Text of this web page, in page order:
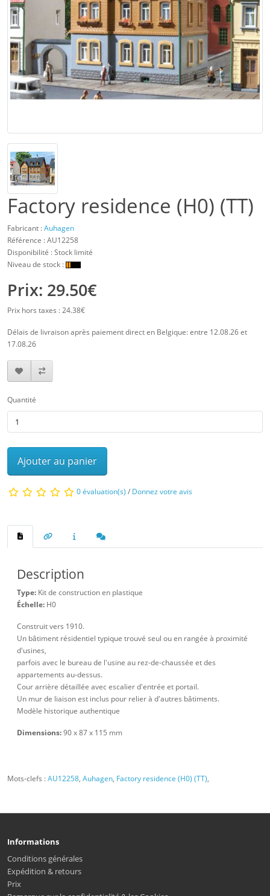
Factory residence (H0) (TT)
Fabricant :Auhagen
Référence :AU12258
Disponibilité : Stock limité
Niveau de stock :
Prix: 29.50€
Prix hors taxes : 24.38€
Délais de livraison après paiement direct en Belgique: entre 12.08.26 et
17.08.26
Quantité
Ajouter au panier
0 évaluation(s) / Donnez votre avis
Description
Type: Kit de construction en plastique
Échelle: H0
Construit vers 1910.
Un bâtiment résidentiel typique trouvé seul ou en rangée à proximité
d'usines,
parfois avec le bureau de l'usine au rez-de-chaussée et des
appartements au-dessus.
Cour arrière détaillée avec escalier d'entrée et portail.
Un mur de liaison est inclus pour relier à d'autres bâtiments.
Modèle historique authentique
Dimensions:90 x 87 x 115 mm
Mots-clefs :AU12258, Auhagen, Factory residence (H0) (TT),
Informations
Conditions générales
Expédition & retours
Prix